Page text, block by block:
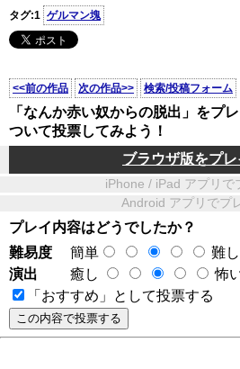
タグ:1 ゲルマン塊
<<前の作品 次の作品>> 検索/投稿フォーム
「なんか赤い奴からの脱出」をプ
ついて投票してみよう！
ブラウザ版をプ
iPhone / iPad アプリで
Android アプリでプ
プレイ内容はどうでしたか？
難易度
簡単
難
演出
癒し
怖
「おすすめ」として投票する